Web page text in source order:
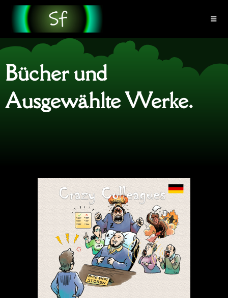
Bücher und
Ausgewählte Werke​.